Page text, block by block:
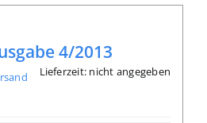
4/2013
Lieferzeit: nicht angegeben